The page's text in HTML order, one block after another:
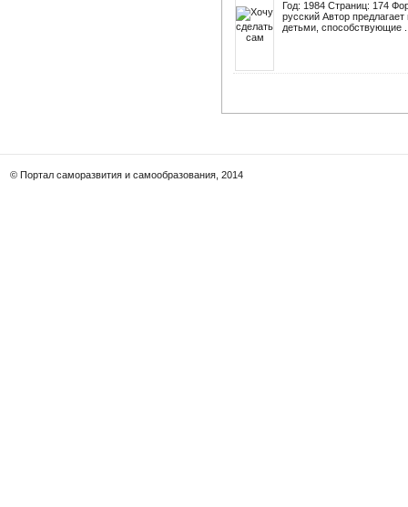
Год: 1984 Страниц: 174
русский Автор
детьми, способствующие
© Портал саморазвития и самообразования, 2014